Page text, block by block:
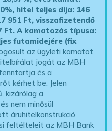
hitel teljes díja: 146
951 Ft, visszafizetendő
Ft.A kamatozás típusa:
futamidejére (fix
az ügyleti kamatot
jogát az MBH
és a
kérhet be. Jelen
kizárólag a
nem minősül
áruhitelkonstrukció
feltélteleit az MBH Bank